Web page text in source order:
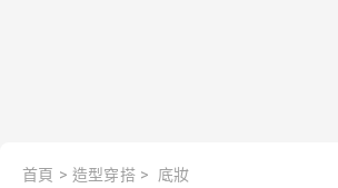
首頁 > 造型穿搭 > 底妝